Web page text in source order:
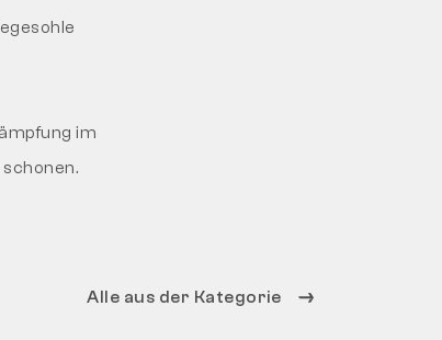
im
Alle aus der Kategorie